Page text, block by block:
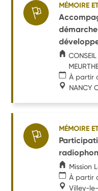
MÉMOIRE
À partir
NANCY
MÉMOIRE
Mission
À partir
Villey-